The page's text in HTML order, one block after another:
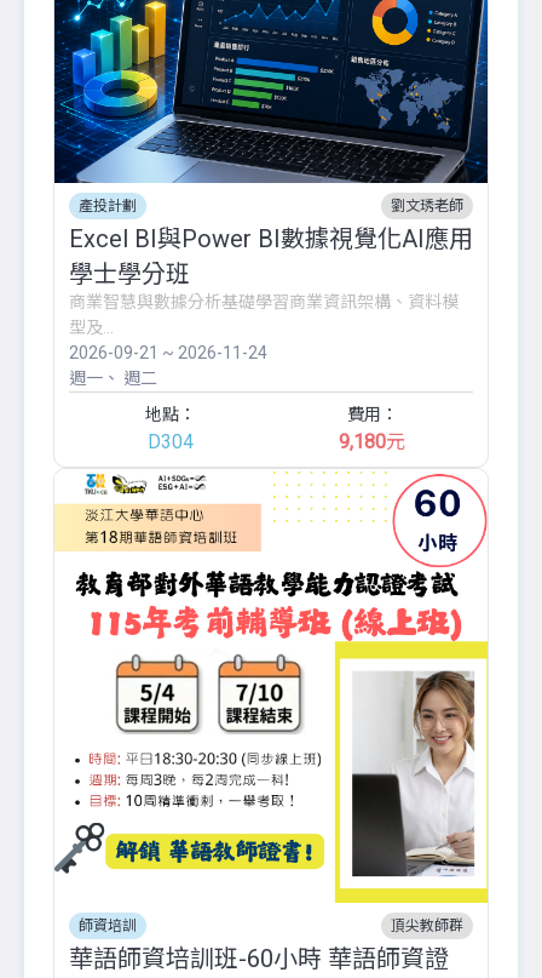
產投計劃 劉文琇老師
Excel BI與Power BI數據視覺化AI應用
學士學分班
商業智慧與數據分析基礎學習商業資訊架構、資料模
型及...
2026-09-21 ~ 2026-11-24
週一
週二
地點：
D304
費用：
9,180元
師資培訓 頂尖教師群
華語師資培訓班-60小時 華語師資證